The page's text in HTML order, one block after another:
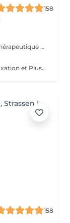
158
Le massage des pieds est un soin relaxant et thérapeutique qui apporte de nombreux bienfaits tant pour le corps que pour l'esprit. En stimulant des points spécifiques sur les pieds, il aide à réduire les tensions et améliore la circulation sanguine.
Les bienfaits des massages: Anti-Cellulite, Relaxation et Plus Le massage est une pratique ancestrale qui procure de nombreux bienfaits pour le corps et l'esprit. Selon la technique utilisée, il peut agir sur la détente, la circulation ou encore l'élimination des toxines. Le massage anti-cellulite : Il aide à réduire l'aspect peau d'orange en stimulant la circulation sanguine et lymphatique. Il favorise le drainage des toxines et améliore l'élasticité de la peau, la rendant plus ferme et plus lisse. Le massage de relaxation : Idéal pour relâcher les tensions et apaiser le stress, il procure une sensation de bien-être immédiate. Grâce à des mouvements lents et fluides, il détend les muscles et favorise un sommeil réparateur. Le massage drainant: Il active le système lymphatique et réduit la rétention d'eau, aidant ainsi à affiner la silhouette et à éliminer les toxines. Parfait pour les jambes lourdes ! Chaque type de massage a ses propres vertus et s'adapte aux besoins de chacun. Que ce soit pour retrouver une peau plus ferme, soulager les tensions ou simplement s'accorder un moment de bien-être, il y a un massage fait pour vous !
158